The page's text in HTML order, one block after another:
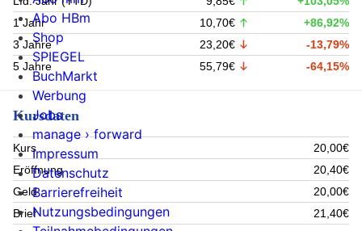
1 Jahr
10,70€
+86,92%
3 Jahre
23,20€
-13,79%
5 Jahre
55,79€ -64,15%
Kursdaten
Kurs
20,00€
Eröffnung
20,40€
Geld
20,00€
Brief
21,40€
Abo HBm
Shop
SPIEGEL
BuchMarkt
Werbung
Jobs
manage › forward
Impressum
Datenschutz
Barrierefreiheit
Nutzungsbedingungen